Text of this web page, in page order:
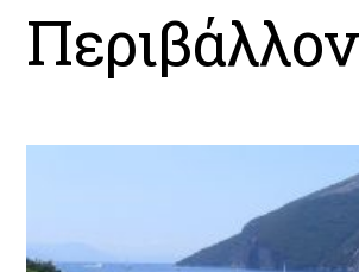
Περιβάλλον